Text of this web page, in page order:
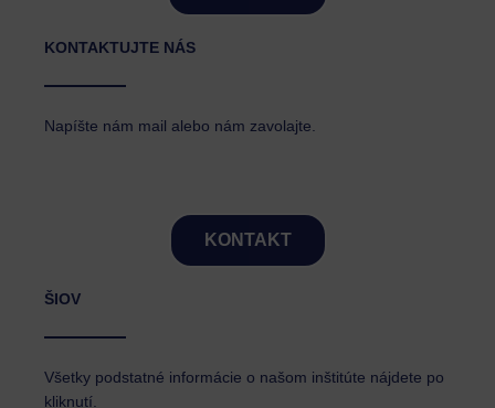
KONTAKTUJTE NÁS
Napíšte nám mail alebo nám zavolajte.
KONTAKT
ŠIOV
Všetky podstatné informácie o našom inštitúte nájdete po
kliknutí.